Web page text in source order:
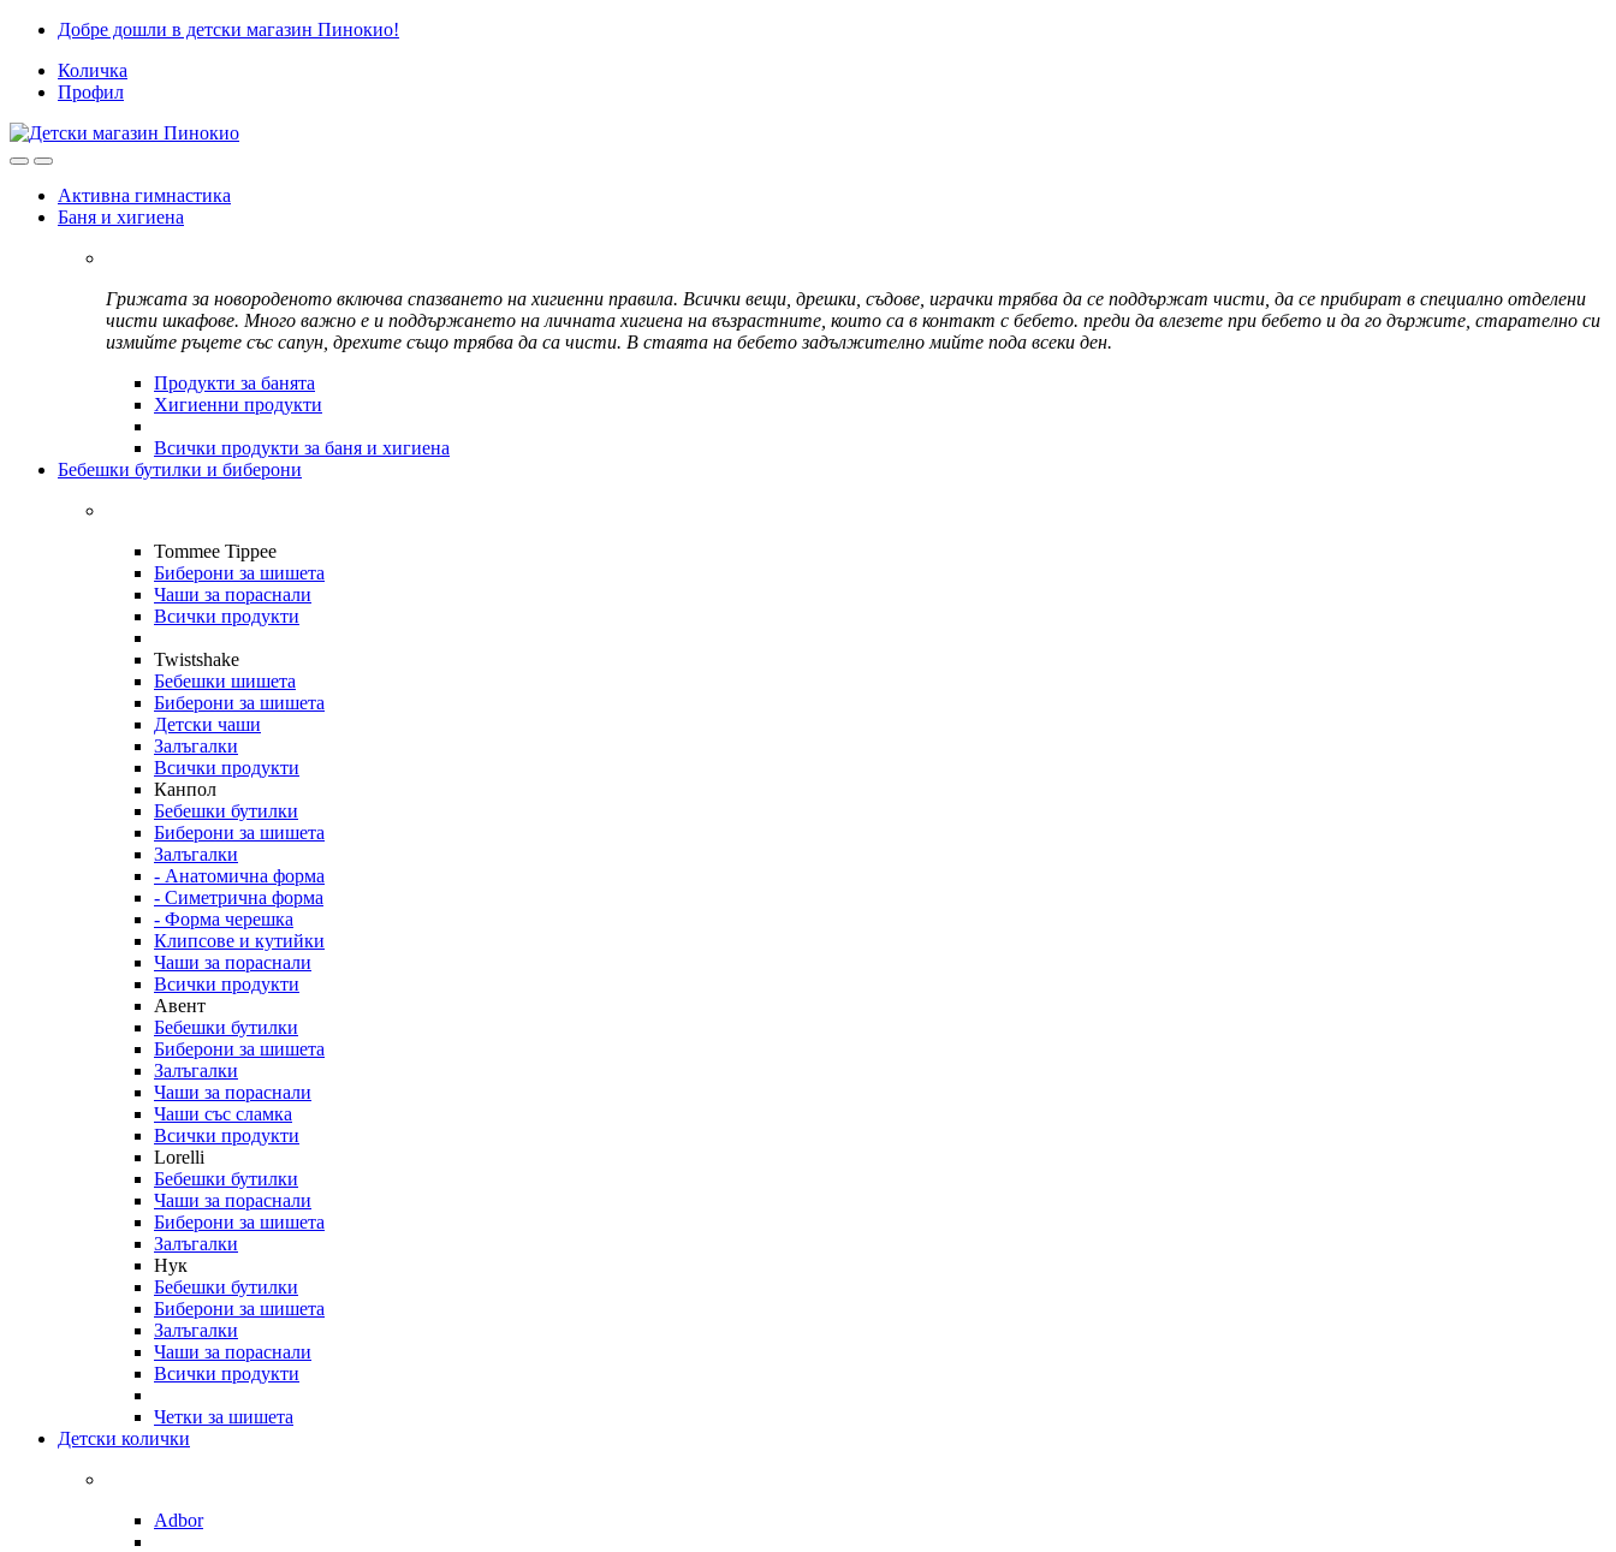
Skip
navigation
Skip
content
Добре дошли в детски магазин Пинокио!
Количка
Профил
Активна гимнастика
Баня и хигиена
Грижата за новороденото включва спазването на хигиенни правила. Всички вещи, дрешки, съдове, играчки трябва да се поддържат чисти, да се прибират в специално отделени
чисти шкафове. Много важно е и поддържането на личната хигиена на възрастните, които са в контакт с бебето. преди да влезете при бебето и да го държите, старателно си
измийте ръцете със сапун, дрехите също трябва да са чисти. В стаята на бебето задължително мийте пода всеки ден.
Продукти за банята
Хигиенни продукти
Всички продукти за баня и хигиена
Бебешки бутилки и биберони
Tommee Tippee
Биберони за шишета
Чаши за пораснали
Всички продукти
Twistshake
Бебешки шишета
Биберони за шишета
Детски чаши
Залъгалки
Всички продукти
Канпол
Бебешки бутилки
Биберони за шишета
Залъгалки
- Анатомична форма
- Симетрична форма
- Форма черешка
Клипсове и кутийки
Чаши за пораснали
Всички продукти
Авент
Бебешки бутилки
Биберони за шишета
Залъгалки
Чаши за пораснали
Чаши със сламка
Всички продукти
Lorelli
Бебешки бутилки
Чаши за пораснали
Биберони за шишета
Залъгалки
Нук
Бебешки бутилки
Биберони за шишета
Залъгалки
Чаши за пораснали
Всички продукти
Четки за шишета
Детски колички
Adbor